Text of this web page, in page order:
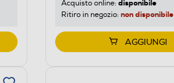
Acquisto online: disponibile
Ritiro in negozio: non disponibile
AGGIUNGI